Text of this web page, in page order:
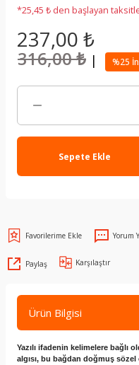
*25,45 ₺ den başlayan
237,00 ₺
316,00 ₺ | %25
Sepete Ekle
Yorum
Paylaş Karşılaştır
Ürün Bilgisi
Yazılı ifadenin kelimelere bağlı
algısı, bu bağdan doğmuş